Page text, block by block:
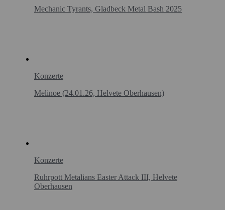
Mechanic Tyrants, Gladbeck Metal Bash 2025
Konzerte
Melinoe (24.01.26, Helvete Oberhausen)
Konzerte
Ruhrpott Metalians Easter Attack III, Helvete
Oberhausen